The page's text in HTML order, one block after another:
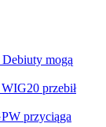
mogą
przebił
przyciąga